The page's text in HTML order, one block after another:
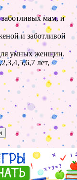
мам, и
и заботливой
умных женщин.
лет,